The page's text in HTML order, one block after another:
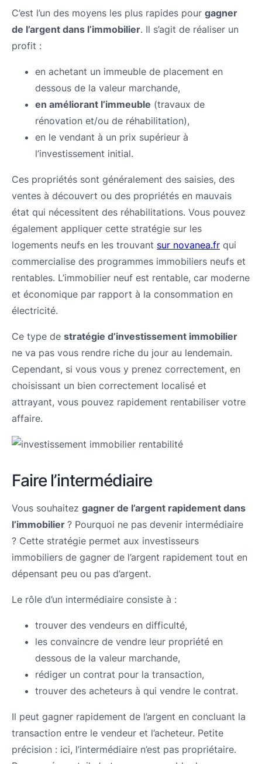
C’est l’un des moyens les plus rapides pour gagner
de l’argent dans l’immobilier. Il s’agit de réaliser un
profit :
en achetant un immeuble de placement en
dessous de la valeur marchande,
en améliorant l’immeuble (travaux de
rénovation et/ou de réhabilitation),
en le vendant à un prix supérieur à
l’investissement initial.
Ces propriétés sont généralement des saisies, des
ventes à découvert ou des propriétés en mauvais
état qui nécessitent des réhabilitations. Vous pouvez
également appliquer cette stratégie sur les
logements neufs en les trouvant sur novanea.fr qui
commercialise des programmes immobiliers neufs et
rentables. L’immobilier neuf est rentable, car moderne
et économique par rapport à la consommation en
électricité.
Ce type de stratégie d’investissement immobilier
ne va pas vous rendre riche du jour au lendemain.
Cependant, si vous vous y prenez correctement, en
choisissant un bien correctement localisé et
attrayant, vous pouvez rapidement rentabiliser votre
affaire.
Faire l’intermédiaire
Vous souhaitez gagner de l’argent rapidement dans
l’immobilier ? Pourquoi ne pas devenir intermédiaire
? Cette stratégie permet aux investisseurs
immobiliers de gagner de l’argent rapidement tout en
dépensant peu ou pas d’argent.
Le rôle d’un intermédiaire consiste à :
trouver des vendeurs en difficulté,
les convaincre de vendre leur propriété en
dessous de la valeur marchande,
rédiger un contrat pour la transaction,
trouver des acheteurs à qui vendre le contrat.
Il peut gagner rapidement de l’argent en concluant la
transaction entre le vendeur et l’acheteur. Petite
précision : ici, l’intermédiaire n’est pas propriétaire.